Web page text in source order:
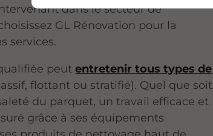
dans le secteur de
GL Rénovation pour la
services.
peutentretenir tous types de
flottant ou stratifié). Quel que soit
du parquet, un travail efficace et
grâce à ses équipements